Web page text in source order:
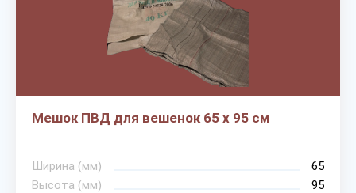
Мешок ПВД для вешенок 65 х 95 см
Ширина (мм)
65
Высота (мм)
95